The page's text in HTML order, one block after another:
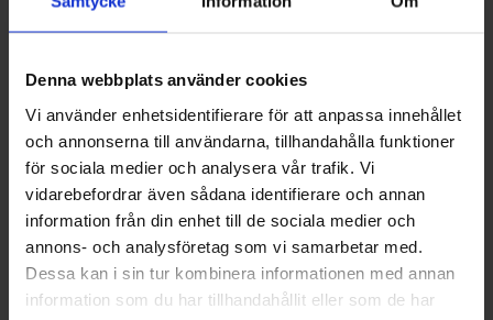
Denna webbplats använder cookies
Vi använder enhetsidentifierare för att anpassa innehållet
och annonserna till användarna, tillhandahålla funktioner
för sociala medier och analysera vår trafik. Vi
vidarebefordrar även sådana identifierare och annan
information från din enhet till de sociala medier och
annons- och analysföretag som vi samarbetar med.
Dessa kan i sin tur kombinera informationen med annan
information som du har tillhandahållit eller som de har
Egen brunn
humus, partiklar, bakterier och andra ämnen. För
Så väljer du rätt vattenfilter
Identifiera problemet:smak, lukt, kalk, partiklar,
järn, mangan eller bakterier.